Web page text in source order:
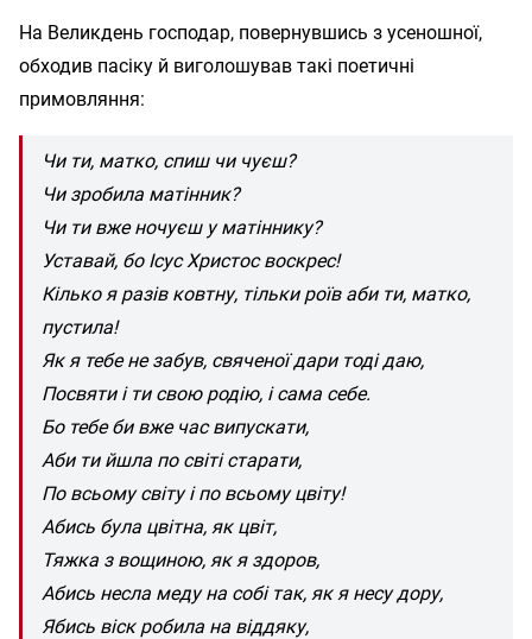
На Великдень господар, повернувшись з усеношної,
обходив пасіку й виголошував такі поетичні
примовляння:
Чи ти, матко, спиш чи чуєш?
Чи зробила матінник?
Чи ти вже ночуєш у матіннику?
Уставай, бо Ісус Христос воскрес!
Кілько я разів ковтну, тільки роїв аби ти, матко,
пустила!
Як я тебе не забув, свяченої дари тоді даю,
Посвяти і ти свою родію, і сама себе.
Бо тебе би вже час випускати,
Аби ти йшла по світі старати,
По всьому світу і по всьому цвіту!
Абись була цвітна, як цвіт,
Тяжка з вощиною, як я здоров,
Абись несла меду на собі так, як я несу дору,
Ябись віск робила на віддяку,